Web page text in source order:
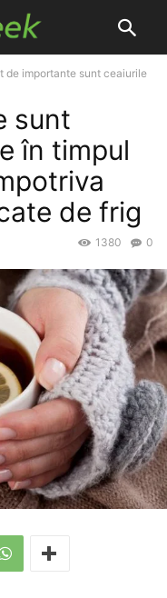
de importante sunt ceaiurile
sunt
în timpul
de frig
0
1380